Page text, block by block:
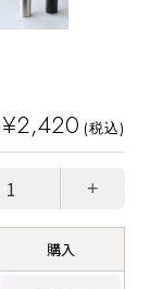
¥2,420 (税込)
+
購入